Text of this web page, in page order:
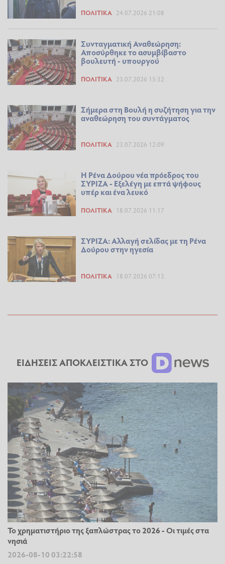
ΠΟΛΙΤΙΚΆ 24.07.2026 21:08
Συνταγματική Αναθεώρηση:
Αποσύρθηκε το ασυμβίβαστο
βουλευτή - υπουργού
ΠΟΛΙΤΙΚΆ 23.07.2026 15:32
Σήμερα στη Βουλή η συζήτηση για την
αναθεώρηση του συντάγματος
ΠΟΛΙΤΙΚΆ 23.07.2026 12:09
Η Ρένα Δούρου νέα πρόεδρος του
ΣΥΡΙΖΑ - Εξελέγη με επτά ψήφους
υπέρ και ένα λευκό
ΠΟΛΙΤΙΚΆ 18.07.2026 11:17
ΣΥΡΙΖΑ: Αλλαγή σελίδας με τη Ρένα
Δούρου στην ηγεσία
ΠΟΛΙΤΙΚΆ 18.07.2026 07:13
ΕΙΔΗΣΕΙΣ ΑΠΟΚΛΕΙΣΤΙΚΑ ΣΤΟ
Το χρηματιστήριο της ξαπλώστρας το 2026 - Οι τιμές στα
νησιά
2026-08-10 03:22:58